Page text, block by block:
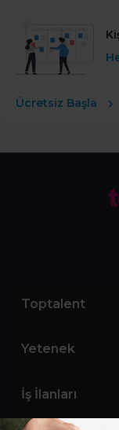
Ücretsiz Başla
Toptalent
Yetenek
İş İlanları